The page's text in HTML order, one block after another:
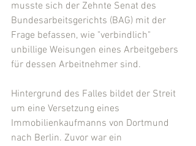
musste sich der Zehnte Senat des
Bundesarbeitsgerichts (BAG) mit der
Frage befassen, wie "verbindlich"
unbillige Weisungen eines Arbeitgebers
für dessen Arbeitnehmer sind.
Hintergrund des Falles bildet der Streit
um eine Versetzung eines
Immobilienkaufmanns von Dortmund
nach Berlin. Zuvor war ein